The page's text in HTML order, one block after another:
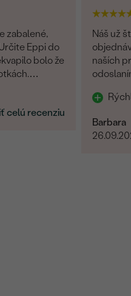
zabalené,
Eppi do
oveľa
celú recenziu
Náš už
naších
Barbara